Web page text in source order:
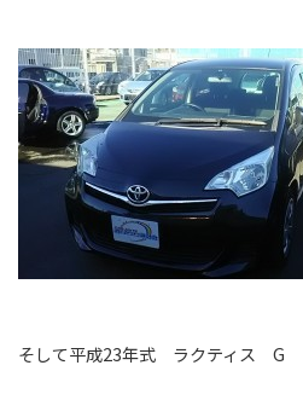
そして平成23年式 ラクティス G